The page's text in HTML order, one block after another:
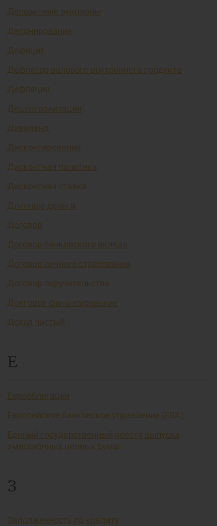
Депозитные аукционы
Депонирование
Дефицит
Дефлятор валового внутреннего продукта
Дефляция
Децентрализация
Дивиденд
Дисконтирование
Дисконтная политика
Дисконтная ставка
Длинные деньги
Договор
Договор банковского вклада
Договор личного страхования
Договор поручительства
Долговое финансирование
Доход чистый
Е
Еврооблигация
Европейское банковское управление (EBA)
Единый государственный реестр выпуска
эмиссионных ценных бумаг
З
Задолженность по кредиту